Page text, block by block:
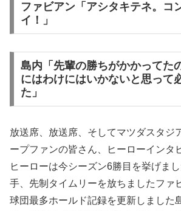
ファビアン「アシタキテネ。コ
イ！」
島内「先輩の勝ちがかかってた
にはわけにはいかないと思って
た」
放送席、放送席、そしてマツダスタジ
ープファンの皆さん、ヒーローインタ
ヒーローは今シーズン6勝目を挙げま
手、先制タイムリーを放ちましたファ
球団最多ホールド記録を更新しました